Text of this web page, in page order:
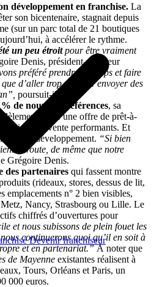
Devenir franchiseur
développement en franchise. La
son bicentenaire, stagnait depuis
(sur un parc total de 21 boutiques
à accélérer le rythme.
un peu étroitpour être vraiment
Denis, président-directeur
préféré prendre le temps et faire
d’aller trop vite et d’envoyer des
poursuit-il.
de nouvelles références, sa
lancé une offre de prêt-à-
d’aide à la vente performants. Et
de développement. “Si bien
la route, de même que notre
Grégoire Denis.
des partenaires qui fassent montre
(rideaux, stores, dessus de lit,
emplacements n° 2 bien visibles,
Nancy, Strasbourg ou Lille. Le
chiffrés d’ouvertures pour
et nous subissons de plein fouet les
continuerons quoi qu’il en soit à
et en partenariat.”À noter que
de Mayenne existantes réalisent à
Tours, Orléans et Paris, un
000 euros.